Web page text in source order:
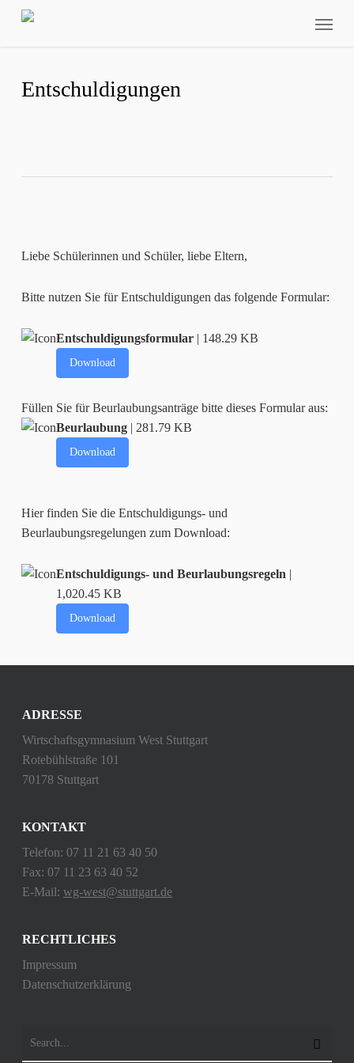
Skip
Entschuldigungen
Liebe Schülerinnen und Schüler, liebe Eltern,
Bitte nutzen Sie für Entschuldigungen das folgende Formular:
Entschuldigungsformular| 148.29 KB
Download
Füllen Sie für Beurlaubungsanträge bitte dieses Formular aus:
Beurlaubung| 281.79 KB
Download
Hier finden Sie die Entschuldigungs- und
Beurlaubungsregelungen zum Download:
Entschuldigungs- und Beurlaubungsregeln |
1,020.45 KB
Download
ADRESSE
Wirtschaftsgymnasium West Stuttgart
Rotebühlstraße 101
70178 Stuttgart
KONTAKT
Telefon: 07 11 21 63 40 50
Fax: 07 11 23 63 40 52
E-Mail: wg-west@stuttgart.de
RECHTLICHES
Impressum
Datenschutzerklärung